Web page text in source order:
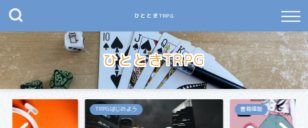
ひとときTRPG
ひとときTRPG
TRPGはじめよう 書籍情報